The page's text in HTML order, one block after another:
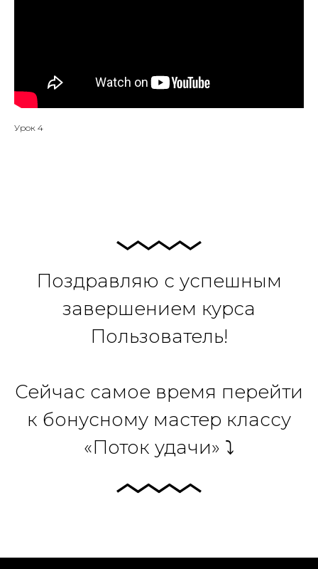
Урок 4
Поздравляю с успешным
завершением курса
Пользователь!
Сейчас самое время перейти
к бонусному мастер классу
«Поток удачи» ⤵️